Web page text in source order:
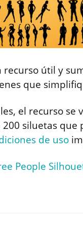
recurso útil y
que
el recurso
200 siluetas
de uso
People